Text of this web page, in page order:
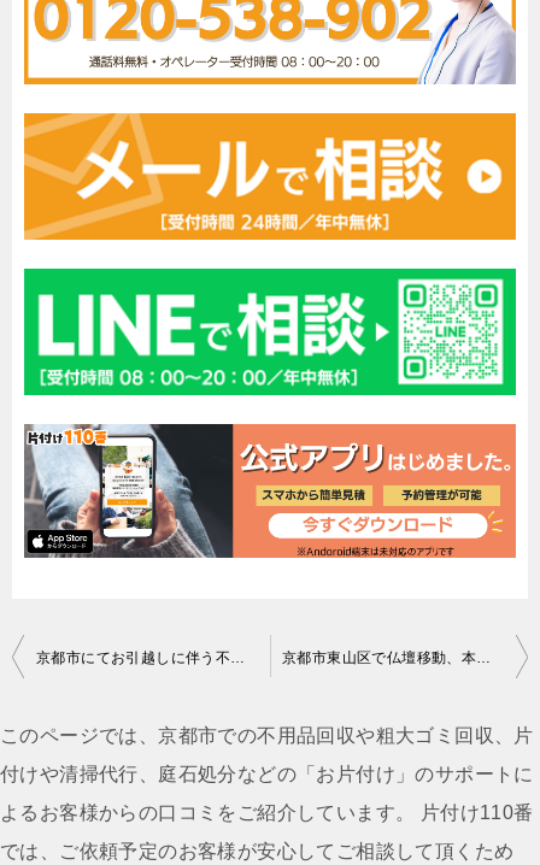
投
ナ
ビ
ゲ
ー
京都市にてお引越しに伴う不用品回収（整理タンス、食器棚、洗濯機、１７０Ｌ未満冷蔵庫）のご依頼 匿名希望様の声 京都市東山区で仏壇移動、本棚など回収の山本様の声
このページでは、京都市での不用品回収や粗大ゴミ回収、片
付けや清掃代行、庭石処分などの「お片付け」のサポートに
よるお客様からの口コミをご紹介しています。 片付け110番
では、ご依頼予定のお客様が安心してご相談して頂くため